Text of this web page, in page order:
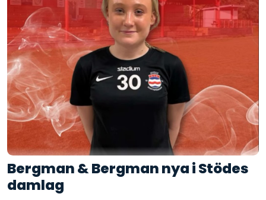
Bergman & Bergman nya i Stödes
damlag